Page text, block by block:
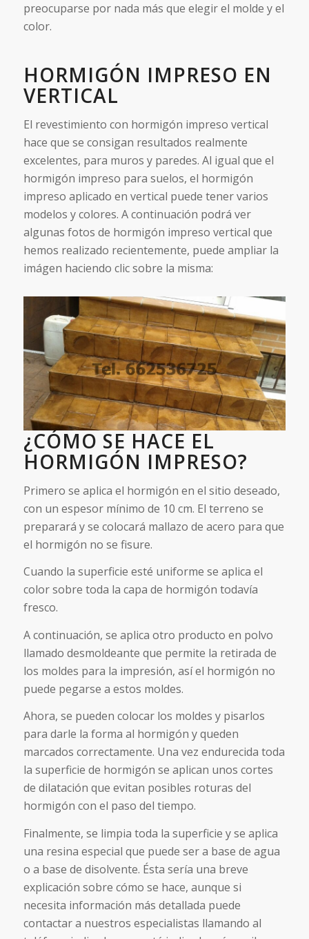
preocuparse por nada más que elegir el molde y el
color.
HORMIGÓN IMPRESO EN
VERTICAL
El revestimiento con hormigón impreso vertical
hace que se consigan resultados realmente
excelentes, para muros y paredes. Al igual que el
hormigón impreso para suelos, el hormigón
impreso aplicado en vertical puede tener varios
modelos y colores. A continuación podrá ver
algunas fotos de hormigón impreso vertical que
hemos realizado recientemente, puede ampliar la
imágen haciendo clic sobre la misma:
¿CÓMO SE HACE EL
HORMIGÓN IMPRESO?
Primero se aplica el hormigón en el sitio deseado,
con un espesor mínimo de 10 cm. El terreno se
preparará y se colocará mallazo de acero para que
el hormigón no se fisure.
Cuando la superficie esté uniforme se aplica el
color sobre toda la capa de hormigón todavía
fresco.
A continuación, se aplica otro producto en polvo
llamado desmoldeante que permite la retirada de
los moldes para la impresión, así el hormigón no
puede pegarse a estos moldes.
Ahora, se pueden colocar los moldes y pisarlos
para darle la forma al hormigón y queden
marcados correctamente. Una vez endurecida toda
la superficie de hormigón se aplican unos cortes
de dilatación que evitan posibles roturas del
hormigón con el paso del tiempo.
Finalmente, se limpia toda la superficie y se aplica
una resina especial que puede ser a base de agua
o a base de disolvente. Ésta sería una breve
explicación sobre cómo se hace, aunque si
necesita información más detallada puede
contactar a nuestros especialistas llamando al